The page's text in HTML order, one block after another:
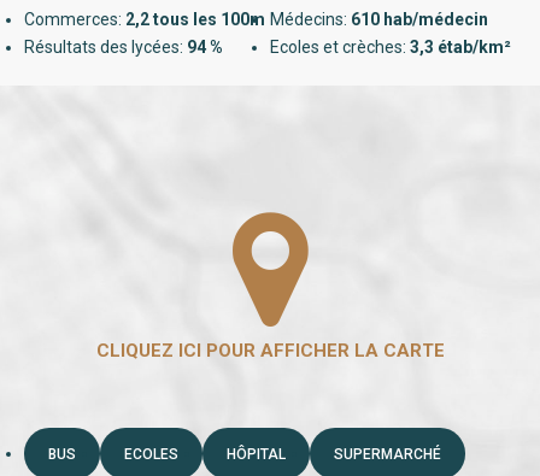
Commerces: 2,2 tous les 100m Médecins: 610 hab/médecin
Résultats des lycées: 94 % Ecoles et crèches: 3,3 étab/km²
BUS ECOLES HÔPITAL SUPERMARCHÉ